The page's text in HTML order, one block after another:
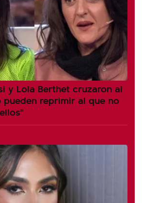
y Lola Berthet cruzaron al
pueden reprimir al que no